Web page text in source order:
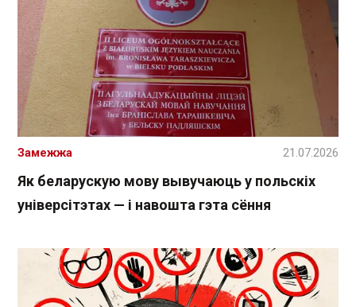
Як беларускую мову вывучаюць у польскіх
універсітэтах — і навошта гэта сёння
Замежжа 21.07.2026